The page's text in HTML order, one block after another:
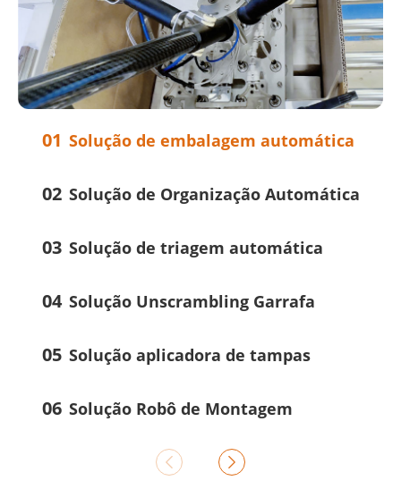
01 Solução de embalagem automática
02 Solução de Organização Automática
03 Solução de triagem automática
04 Solução Unscrambling Garrafa
05 Solução aplicadora de tampas
06 Solução Robô de Montagem
 